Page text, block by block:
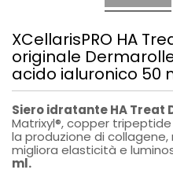
XCellarisPRO HA
originale
acido ialuronico 50
Siero idratante HA Treat
Matrixyl®, copper
la produzione di
migliora elasticità e
ml.